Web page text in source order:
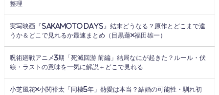
整理
実写映画『SAKAMOTO DAYS』結末どうなる？原作とどこまで違
うか＆どこで見れるか最速まとめ（目黒蓮×福田雄一）
呪術廻戦アニメ3期「死滅回游 前編」結局なにが起きた？ルール・伏
線・ラストの意味を一気に解説＋どこで見れる
小芝風花×小関裕太「同棲5年」熱愛は本当？結婚の可能性・馴れ初